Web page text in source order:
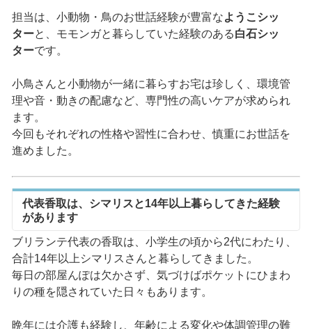
担当は、小動物・鳥のお世話経験が豊富なようこシッ
ターと、モモンガと暮らしていた経験のある白石シッ
ターです。
小鳥さんと小動物が一緒に暮らすお宅は珍しく、環境管
理や音・動きの配慮など、専門性の高いケアが求められ
ます。
今回もそれぞれの性格や習性に合わせ、慎重にお世話を
進めました。
代表香取は、シマリスと14年以上暮らしてきた経験
があります
ブリランテ代表の香取は、小学生の頃から2代にわたり、
合計14年以上シマリスさんと暮らしてきました。
毎日の部屋んぽは欠かさず、気づけばポケットにひまわ
りの種を隠されていた日々もあります。
晩年には介護も経験し、年齢による変化や体調管理の難